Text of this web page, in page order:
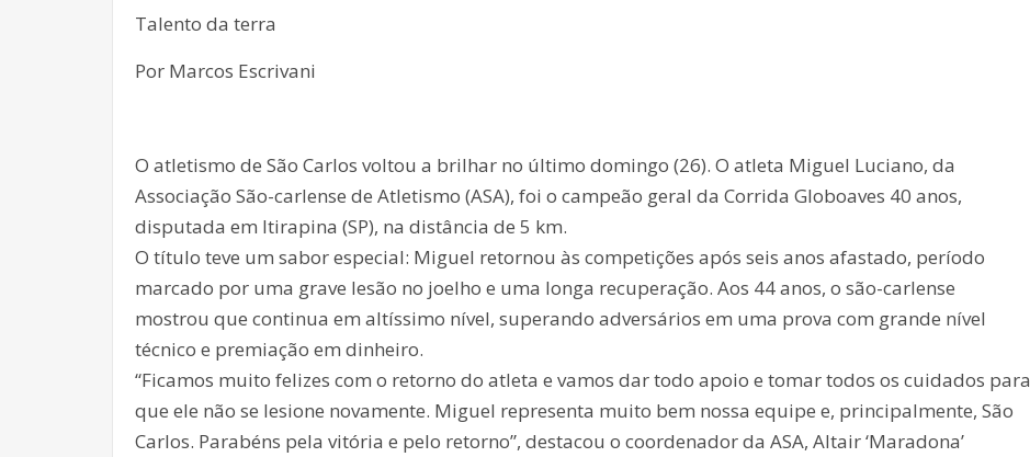
Talento da terra
Por Marcos Escrivani
O atletismo de São Carlos voltou a brilhar no último domingo (26). O atleta Miguel Luciano, da
Associação São-carlense de Atletismo (ASA), foi o campeão geral da Corrida Globoaves 40 anos,
disputada em Itirapina (SP), na distância de 5 km.
O título teve um sabor especial: Miguel retornou às competições após seis anos afastado, período
marcado por uma grave lesão no joelho e uma longa recuperação. Aos 44 anos, o são-carlense
mostrou que continua em altíssimo nível, superando adversários em uma prova com grande nível
técnico e premiação em dinheiro.
“Ficamos muito felizes com o retorno do atleta e vamos dar todo apoio e tomar todos os cuidados para
que ele não se lesione novamente. Miguel representa muito bem nossa equipe e, principalmente, São
Carlos. Parabéns pela vitória e pelo retorno”, destacou o coordenador da ASA, Altair ‘Maradona’